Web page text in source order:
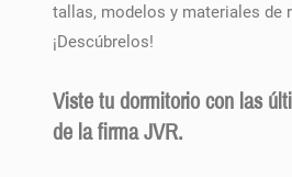
tallas, modelos y materiales de
¡Descúbrelos!
Viste tu dormitorio con las
de la firma JVR.